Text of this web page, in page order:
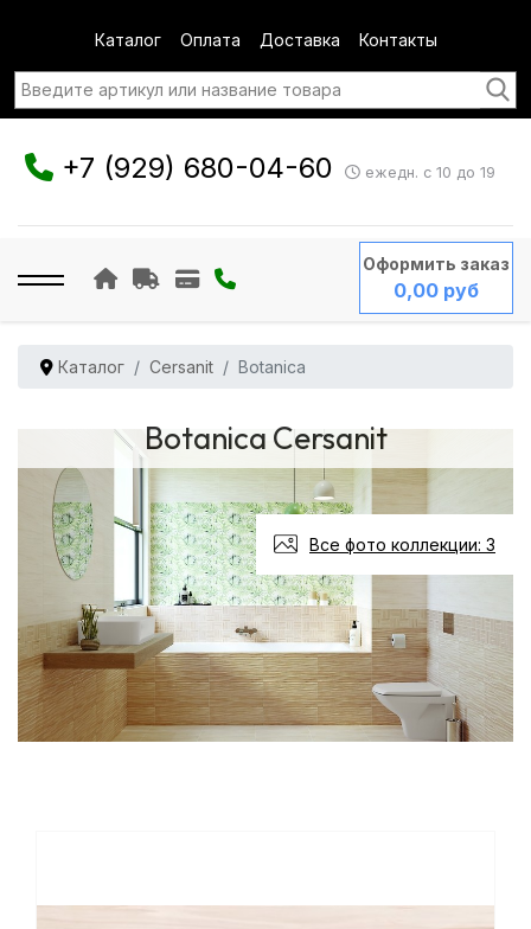
Каталог Оплата Доставка Контакты
+7 (929) 680-04-60 ежедн. с 10 до 19
Оформить заказ
0,00 руб
Каталог Cersanit Botanica
Botanica Cersanit
Все фото коллекции: 3